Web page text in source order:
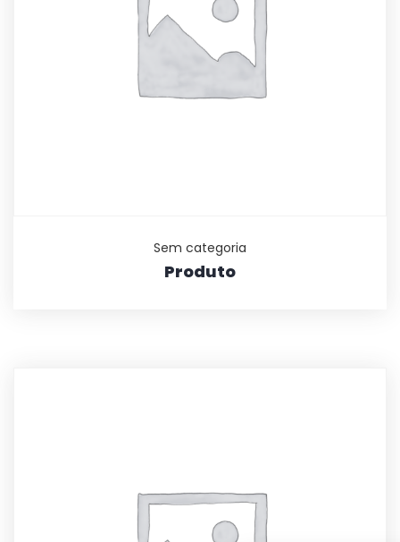
Sem categoria
Produto